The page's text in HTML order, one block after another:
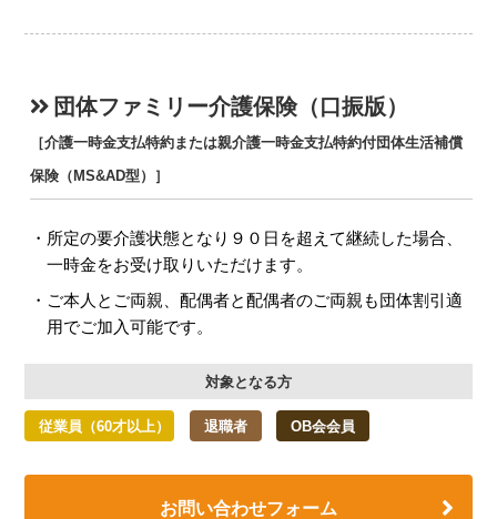
団体ファミリー介護保険（口振版）
［介護一時金支払特約または親介護一時金支払特約付団体生活補償
保険（MS&AD型）］
所定の要介護状態となり９０日を超えて継続した場合、
一時金をお受け取りいただけます。
ご本人とご両親、配偶者と配偶者のご両親も団体割引適
用でご加入可能です。
対象となる方
従業員（60才以上） 退職者 OB会会員
お問い合わせフォーム